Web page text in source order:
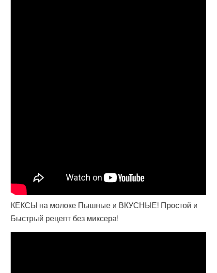
КЕКСЫ на молоке Пышные и ВКУСНЫЕ! Простой и
Быстрый рецепт без миксера!